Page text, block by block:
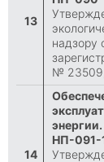
13
надзору
№ 23509;
14
НП-091-